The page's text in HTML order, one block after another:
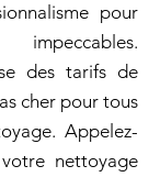
pour
des tarifs de
cher pour tous
Appelez-
nettoyage